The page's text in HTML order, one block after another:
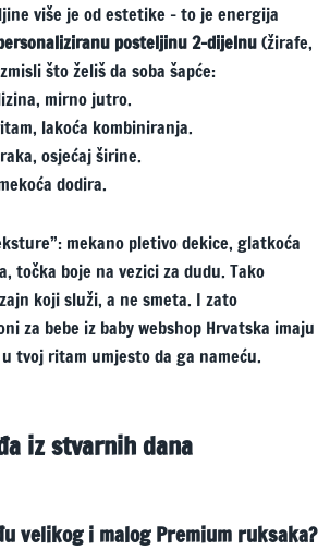
više je od estetike – to je energija
posteljinu 2-dijelnu(žirafe,
što želiš da soba šapće:
mirno jutro.
lakoća kombiniranja.
osjećaj širine.
dodira.
mekano pletivo dekice, glatkoća
točka boje na vezici za dudu. Tako
koji služi, a ne smeta. I zato
za bebe iz baby webshop Hrvatska imaju
tvoj ritam umjesto da ga nameću.
iz stvarnih dana
velikog i malog Premium ruksaka?